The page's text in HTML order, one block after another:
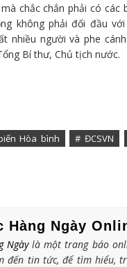
chắc chắn phải có các
không phải đối đầu
nhiều người và phe
Bí thư, Chủ tịch nước.
Hòa bình # ĐCSVN
Hàng Ngày
Ngàylà một trang báo
đến tin tức, để tìm hiểu,